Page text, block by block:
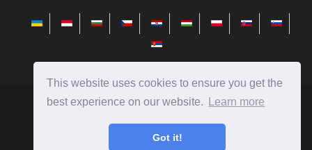
This website uses cookies to ensure you get the
best experience on our website.
Learn more
Got it!
Савети за инсталирање, конфигурисање и рад са